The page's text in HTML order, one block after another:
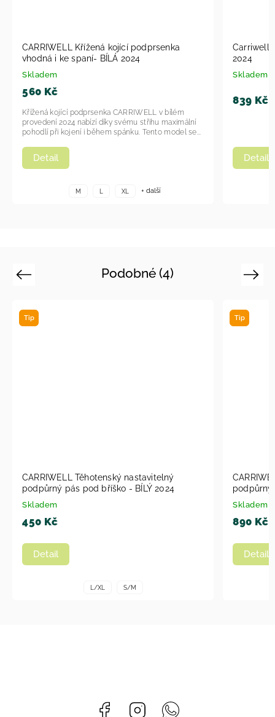
CARRIWELL Křížená kojící podprsenka
vhodná i ke spaní- BÍLÁ 2024
Skladem
560 Kč
Detail
Křížená kojící podprsenka CARRIWELL v bílém
provedení 2024 nabízí díky svému střihu maximální
pohodlí při kojení i během spánku. Tento model se...
M XL + další
Carriwell Plavky těhotenské jednodílné
2024
Skladem
839 Kč
Detail
Podobné (4)
Previous
Tip
CARRIWELL Těhotenský nastavitelný
podpůrný pás pod bříško - BÍLÝ 2024
Skladem
450 Kč
Detail
L/XL S/M
Tip
podpůrný
Skladem
890 Kč
Detail
Next
Facebook Instagram